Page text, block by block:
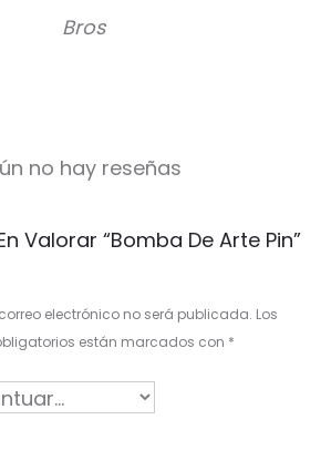
Bros
no hay reseñas
Valorar “Bomba De Arte Pin”
electrónico no será publicada. Los
están marcados con *